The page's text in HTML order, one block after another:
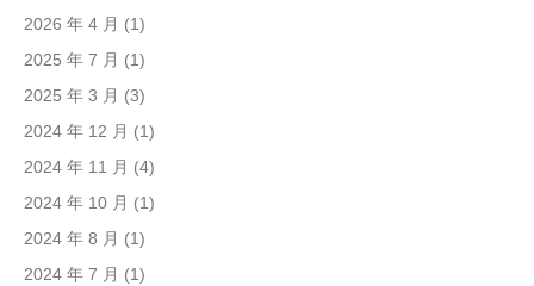
2026 年 4 月 (1)
2025 年 7 月 (1)
2025 年 3 月 (3)
2024 年 12 月 (1)
2024 年 11 月 (4)
2024 年 10 月 (1)
2024 年 8 月 (1)
2024 年 7 月 (1)